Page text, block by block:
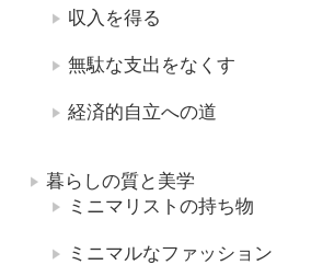
収入を得る
無駄な支出をなくす
経済的自立への道
暮らしの質と美学
ミニマリストの持ち物
ミニマルなファッション